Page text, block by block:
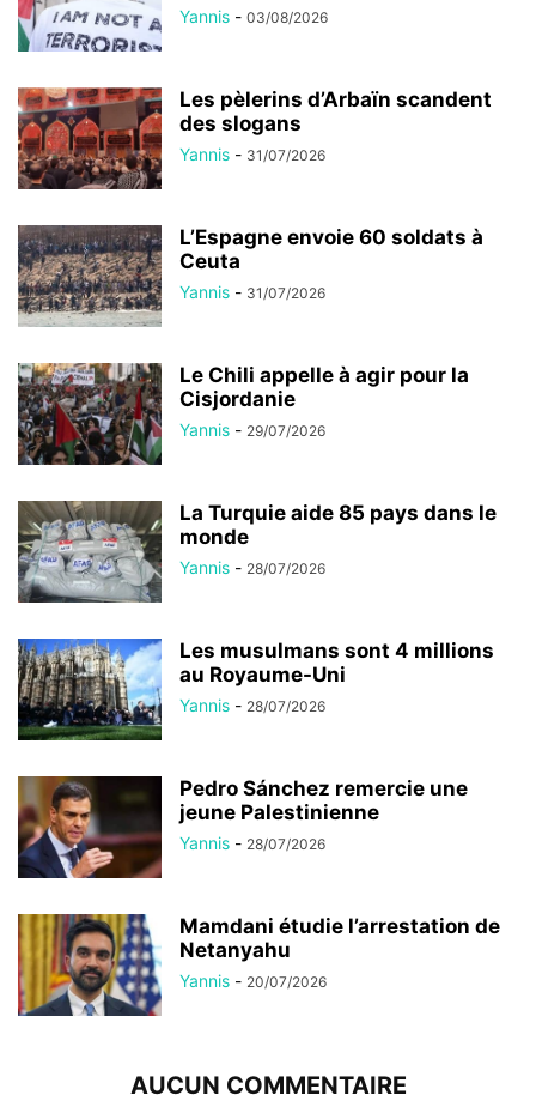
Yannis - 03/08/2026
Les pèlerins d’Arbaïn scandent
des slogans
Yannis - 31/07/2026
L’Espagne envoie 60 soldats à
Ceuta
Yannis - 31/07/2026
Le Chili appelle à agir pour la
Cisjordanie
Yannis - 29/07/2026
La Turquie aide 85 pays dans le
monde
Yannis - 28/07/2026
Les musulmans sont 4 millions
au Royaume-Uni
Yannis - 28/07/2026
Pedro Sánchez remercie une
jeune Palestinienne
Yannis - 28/07/2026
Mamdani étudie l’arrestation de
Netanyahu
Yannis - 20/07/2026
AUCUN COMMENTAIRE